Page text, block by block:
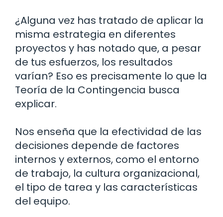
¿Alguna vez has tratado de aplicar la
misma estrategia en diferentes
proyectos y has notado que, a pesar
de tus esfuerzos, los resultados
varían? Eso es precisamente lo que la
Teoría de la Contingencia busca
explicar.
Nos enseña que la efectividad de las
decisiones depende de factores
internos y externos, como el entorno
de trabajo, la cultura organizacional,
el tipo de tarea y las características
del equipo.